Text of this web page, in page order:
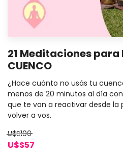
21 Meditaciones
CUENCO
¿Hace cuánto no usás tu
menos de 20 minutos al día
que te van a reactivar desde la
volver a vos.
U$S100
U$S57